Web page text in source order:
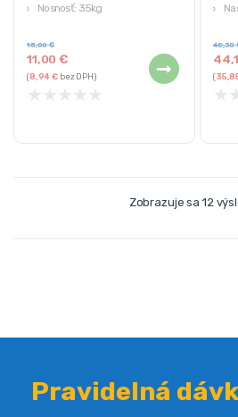
Nosnosť: 35kg
11,00€
15,00€
(8,94€ bez DPH)
★ ★ ★ ★ ★
48,30
(
★
Zobrazuje sa 12
Pravidelná